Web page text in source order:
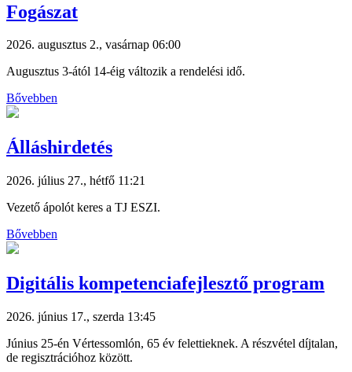
Fogászat
2026. augusztus 2., vasárnap 06:00
Augusztus 3-ától 14-éig változik a rendelési idő.
Bővebben
Álláshirdetés
2026. július 27., hétfő 11:21
Vezető ápolót keres a TJ ESZI.
Bővebben
Digitális kompetenciafejlesztő program
2026. június 17., szerda 13:45
Június 25-én Vértessomlón, 65 év felettieknek. A részvétel díjtalan,
de regisztrációhoz között.